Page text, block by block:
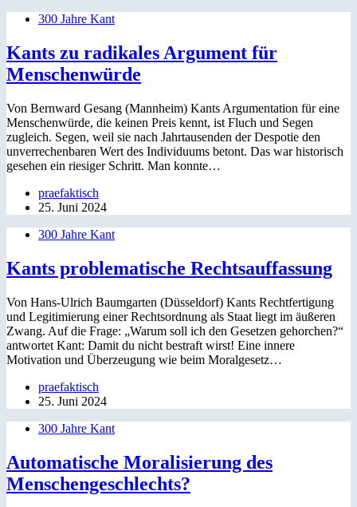
300 Jahre Kant
Kants zu radikales Argument für
Menschenwürde
Von Bernward Gesang (Mannheim) Kants Argumentation für eine
Menschenwürde, die keinen Preis kennt, ist Fluch und Segen
zugleich. Segen, weil sie nach Jahrtausenden der Despotie den
unverrechenbaren Wert des Individuums betont. Das war historisch
gesehen ein riesiger Schritt. Man konnte…
praefaktisch
25. Juni 2024
300 Jahre Kant
Kants problematische Rechtsauffassung
Von Hans-Ulrich Baumgarten (Düsseldorf) Kants Rechtfertigung
und Legitimierung einer Rechtsordnung als Staat liegt im äußeren
Zwang. Auf die Frage: „Warum soll ich den Gesetzen gehorchen?“
antwortet Kant: Damit du nicht bestraft wirst! Eine innere
Motivation und Überzeugung wie beim Moralgesetz…
praefaktisch
25. Juni 2024
300 Jahre Kant
Automatische Moralisierung des
Menschengeschlechts?